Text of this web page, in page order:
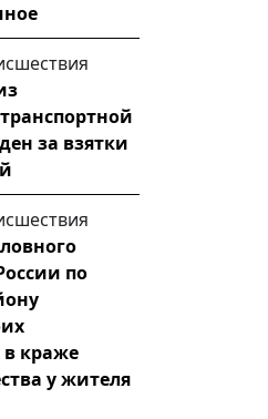
за взятки
по
краже
у жителя